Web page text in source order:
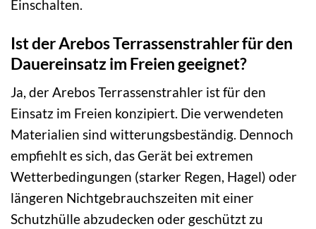
Einschalten.
Ist der Arebos Terrassenstrahler für den
Dauereinsatz im Freien geeignet?
Ja, der Arebos Terrassenstrahler ist für den
Einsatz im Freien konzipiert. Die verwendeten
Materialien sind witterungsbeständig. Dennoch
empfiehlt es sich, das Gerät bei extremen
Wetterbedingungen (starker Regen, Hagel) oder
längeren Nichtgebrauchszeiten mit einer
Schutzhülle abzudecken oder geschützt zu